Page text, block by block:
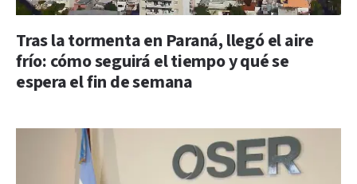
Tras la tormenta en Paraná, llegó el aire
frío: cómo seguirá el tiempo y qué se
espera el fin de semana